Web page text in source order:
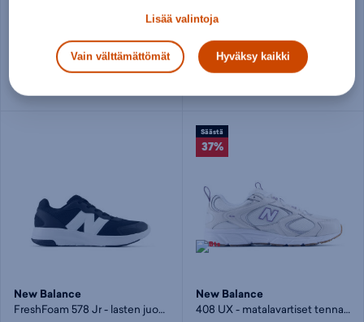
Norm. hinta:125€
30pv alin hinta: 99,95€
Useita kokoja
99,95€
Norm. hinta:140€
30pv alin hinta: 99,95€
Useita kokoja
New Balance
FreshFoam 578 Jr - lasten juoksukengät
Säästä
37%
New Balance
408 UX - matalavartiset tennarit
Lisää valintoja
Vain välttämättömät Hyväksy kaikki